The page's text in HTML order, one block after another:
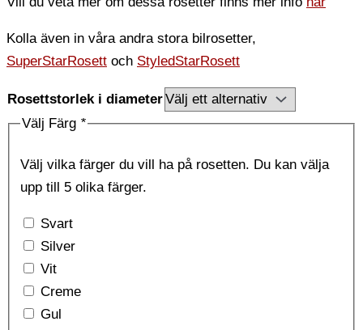
Kolla även in våra andra stora bilrosetter,
SuperStarRosett och StyledStarRosett
Rosettstorlek i diameter
Välj Färg *
Välj vilka färger du vill ha på rosetten. Du kan välja
upp till 5 olika färger.
Svart
Silver
Vit
Creme
Gul